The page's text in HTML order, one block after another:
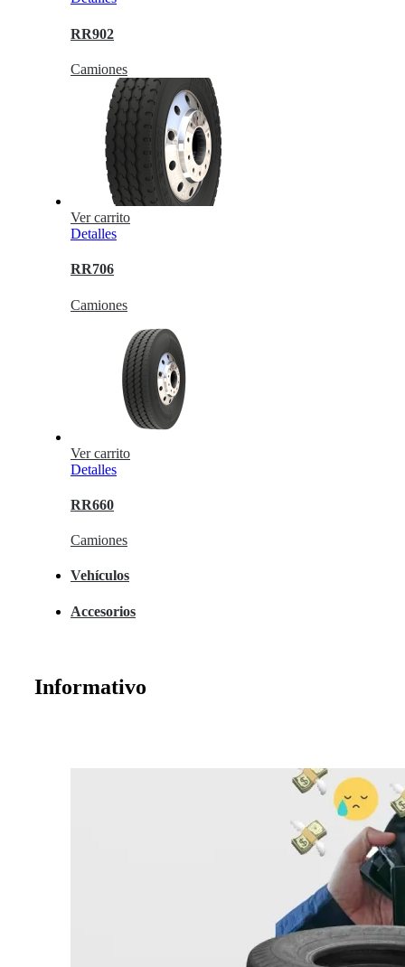
RR902
Camiones
Ver carrito
Detalles
RR706
Camiones
Ver carrito
Detalles
RR660
Camiones
Vehículos
Accesorios
Informativo